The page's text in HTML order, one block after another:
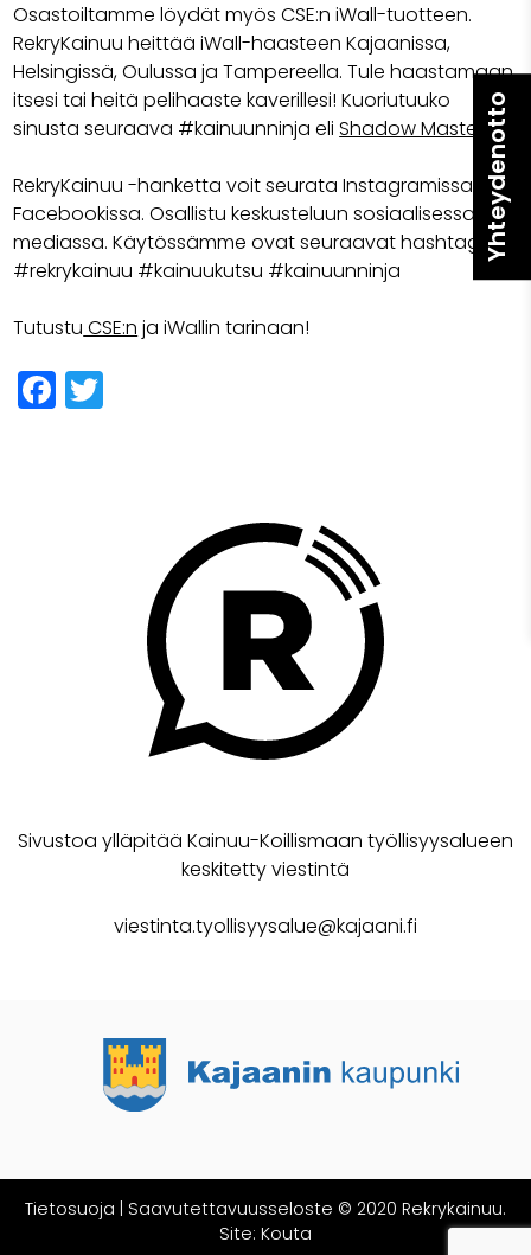
Osastoiltamme löydät myös CSE:n iWall-tuotteen.
RekryKainuu heittää iWall-haasteen Kajaanissa,
Helsingissä, Oulussa ja Tampereella. Tule haastamaan
itsesi tai heitä pelihaaste kaverillesi! Kuoriutuuko
sinusta seuraava #kainuunninja eliShadow Master
RekryKainuu -hanketta voit seurata Instagramissa ja
Facebookissa. Osallistu keskusteluun sosiaalisessa
mediassa. Käytössämme ovat seuraavat hashtagit
#rekrykainuu #kainuukutsu #kainuunninja
Tutustu CSE:n ja iWallin tarinaan!
Facebook
Sivustoa ylläpitää Kainuu-Koillismaan työllisyysalueen
keskitetty viestintä
viestinta.tyollisyysalue@kajaani.fi
Tietosuoja | Saavutettavuusseloste © 2020 Rekrykainuu.
Site: Kouta
Yhteydenotto